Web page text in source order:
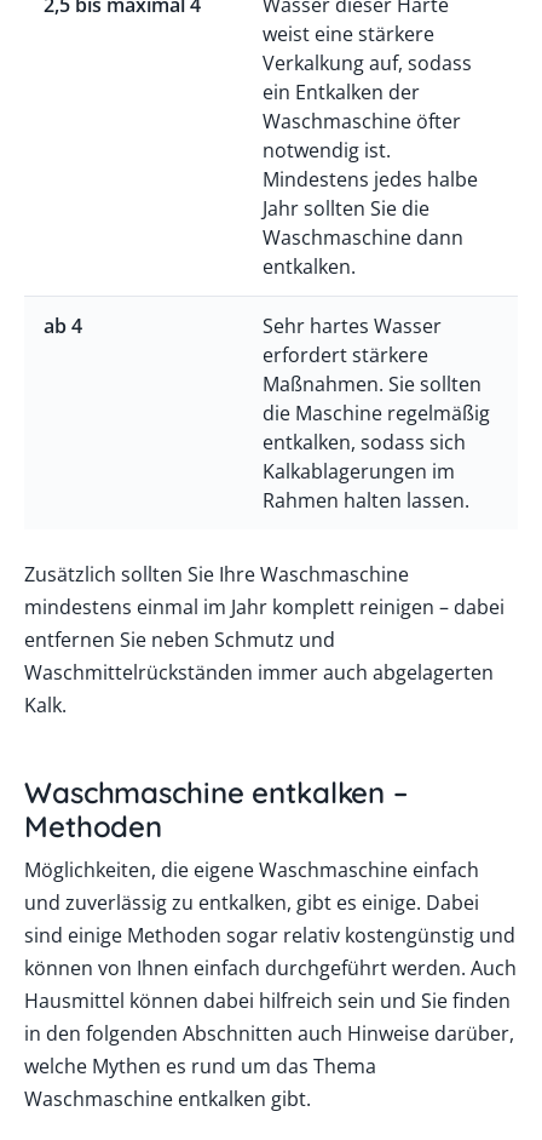
weist eine stärkere
Verkalkung auf, sodass
ein Entkalken der
Waschmaschine öfter
notwendig ist.
Mindestens jedes halbe
Jahr sollten Sie die
Waschmaschine dann
entkalken.
ab 4
Sehr hartes Wasser
erfordert stärkere
Maßnahmen. Sie sollten
die Maschine regelmäßig
entkalken, sodass sich
Kalkablagerungen im
Rahmen halten lassen.
Zusätzlich sollten Sie Ihre Waschmaschine
mindestens einmal im Jahr komplett reinigen – dabei
entfernen Sie neben Schmutz und
Waschmittelrückständen immer auch abgelagerten
Kalk.
Waschmaschine entkalken –
Methoden
Möglichkeiten, die eigene Waschmaschine einfach
und zuverlässig zu entkalken, gibt es einige. Dabei
sind einige Methoden sogar relativ kostengünstig und
können von Ihnen einfach durchgeführt werden. Auch
Hausmittel können dabei hilfreich sein und Sie finden
in den folgenden Abschnitten auch Hinweise darüber,
welche Mythen es rund um das Thema
Waschmaschine entkalken gibt.